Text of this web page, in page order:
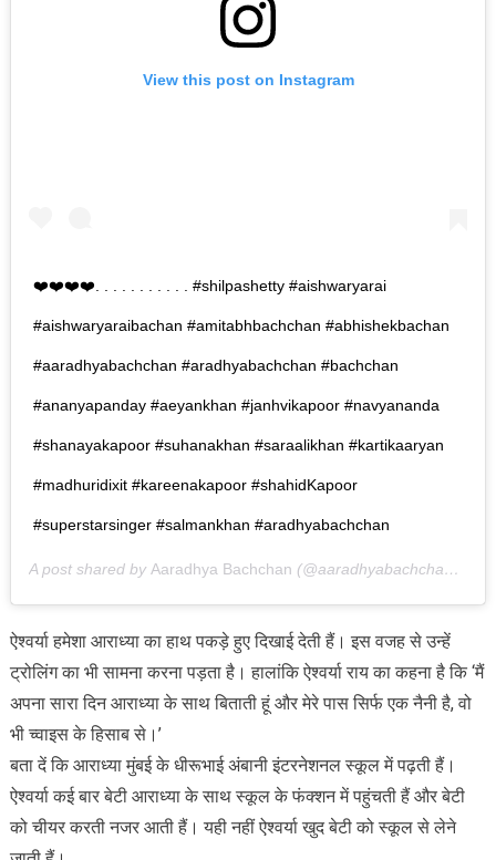
View this post on Instagram
❤️❤️❤️❤️. . . . . . . . . . . #shilpashetty #aishwaryarai
#aishwaryaraibachan #amitabhbachchan #abhishekbachan
#aaradhyabachchan #aradhyabachchan #bachchan
#ananyapanday #aeyankhan #janhvikapoor #navyananda
#shanayakapoor #suhanakhan #saraalikhan #kartikaaryan
#madhuridixit #kareenakapoor #shahidKapoor
#superstarsinger #salmankhan #aradhyabachchan
A post shared by Aaradhya Bachchan (@aaradhyabachchan_) on
ऐश्वर्या हमेशा आराध्या का हाथ पकड़े हुए दिखाई देती हैं। इस वजह से उन्हें
ट्रोलिंग का भी सामना करना पड़ता है। हालांकि ऐश्वर्या राय का कहना है कि ‘मैं
अपना सारा दिन आराध्या के साथ बिताती हूं और मेरे पास सिर्फ एक नैनी है, वो
भी च्वाइस के हिसाब से।’
बता दें कि आराध्या मुंबई के धीरूभाई अंबानी इंटरनेशनल स्कूल में पढ़ती हैं।
ऐश्वर्या कई बार बेटी आराध्या के साथ स्कूल के फंक्शन में पहुंचती हैं और बेटी
को चीयर करती नजर आती हैं। यही नहीं ऐश्वर्या खुद बेटी को स्कूल से लेने